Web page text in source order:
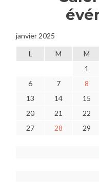
janvier 2025
L M M
1
6
7 8
13
14 15
20
21 22
27
28 29